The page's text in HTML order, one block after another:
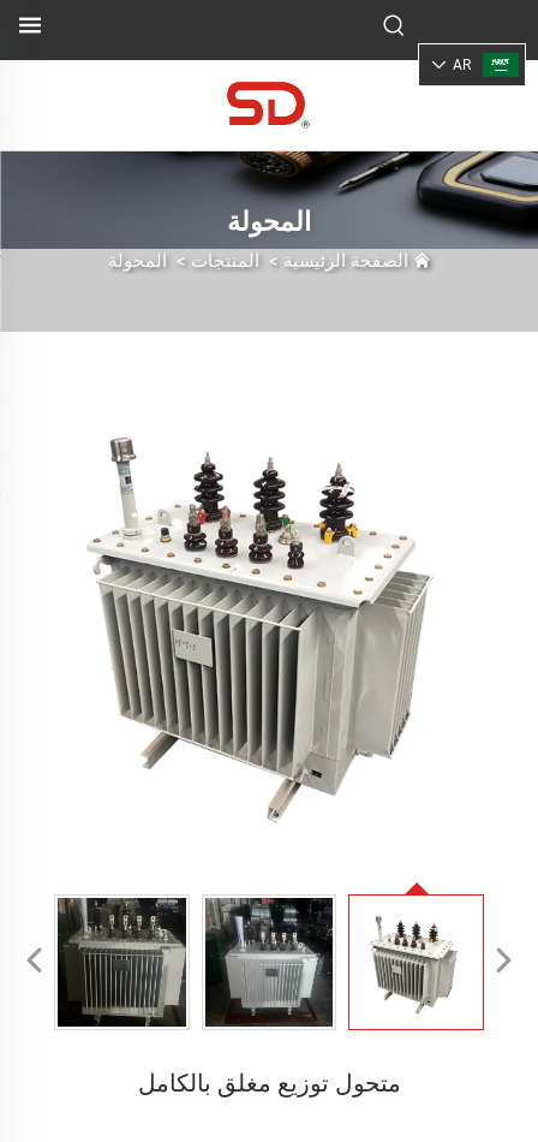
AR
المحولة
الصفحة الرئيسية > المنتجات > المحولة
متحول توزيع مغلق بالكامل